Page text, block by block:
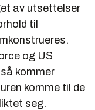
av utsettelser
til
og US
kommer
komme til de
seg.